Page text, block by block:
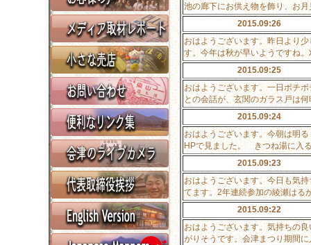
池の廊下にお供え物を飾り、お
2015.09:26
おはようございます。昨日より
す。今年は秋が早いようですね
2015.09:25
おはようございます。一日ポチ
との会話が、玄関のガラス戸は
2015.09:24
おはようございます。今朝は明
HPで見ました。 きつね湯に入
2015.09:23
おはようございます。今日も気
てます。2年連続参加の綾瀬はる
2015.09:22
おはようございます。気持ちの
がりそうです。会津まつり期間